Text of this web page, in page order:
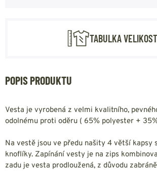
TABULKA
POPIS PRODUKTU
Vesta je vyrobená z velmi kvalitního,
odolnému proti oděru ( 65% polyester +
Na vestě jsou ve předu našity 4 větší kapsy
knoflíky. Zapínání vesty je na zips
zadu je vesta prodloužená, z důvodu